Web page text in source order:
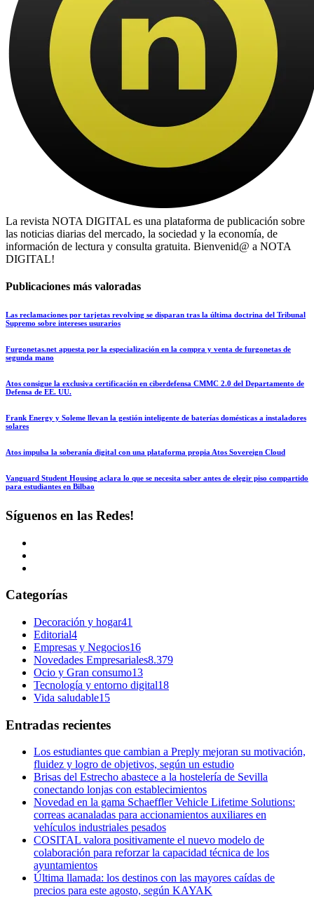
La revista NOTA DIGITAL es una plataforma de publicación sobre
las noticias diarias del mercado, la sociedad y la economía, de
información de lectura y consulta gratuita. Bienvenid@ a NOTA
DIGITAL!
Publicaciones más valoradas
Las reclamaciones por tarjetas revolving se disparan tras la última doctrina del Tribunal
Supremo sobre intereses usurarios
Furgonetas.net apuesta por la especialización en la compra y venta de furgonetas de
segunda mano
Atos consigue la exclusiva certificación en ciberdefensa CMMC 2.0 del Departamento de
Defensa de EE. UU.
Frank Energy y Soleme llevan la gestión inteligente de baterías domésticas a instaladores
solares
Atos impulsa la soberanía digital con una plataforma propia Atos Sovereign Cloud
Vanguard Student Housing aclara lo que se necesita saber antes de elegir piso compartido
para estudiantes en Bilbao
Síguenos en las Redes!
Categorías
Decoración y hogar41
Editorial4
Empresas y Negocios16
Novedades Empresariales8.379
Ocio y Gran consumo13
Tecnología y entorno digital18
Vida saludable15
Entradas recientes
Los estudiantes que cambian a Preply mejoran su motivación,
fluidez y logro de objetivos, según un estudio
Brisas del Estrecho abastece a la hostelería de Sevilla
conectando lonjas con establecimientos
Novedad en la gama Schaeffler Vehicle Lifetime Solutions:
correas acanaladas para accionamientos auxiliares en
vehículos industriales pesados
COSITAL valora positivamente el nuevo modelo de
colaboración para reforzar la capacidad técnica de los
ayuntamientos
Última llamada: los destinos con las mayores caídas de
precios para este agosto, según KAYAK